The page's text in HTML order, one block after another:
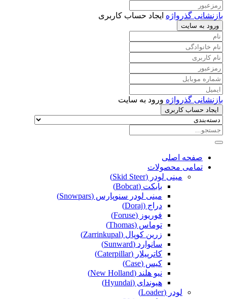
بازنشانی گذرواژه ایجاد حساب کاربری
ورود به سایت
بازنشانی گذرواژه ورود به سایت
ایجاد حساب کاربری
صفحه اصلی
تمامی محصولات
مینی لودر (Skid Steer)
بابکت (Bobcat)
مینی لودر سنوپارس (Snowpars)
دراج (Doraj)
فوریوز (Foruse)
توماس (Thomas)
زرین کوپال (Zarrinkupal)
سانوارد (Sunward)
کاترپیلار (Caterpillar)
کیس (Case)
نیو هلند (New Holland)
هیوندای (Hyundai)
لودر (Loader)